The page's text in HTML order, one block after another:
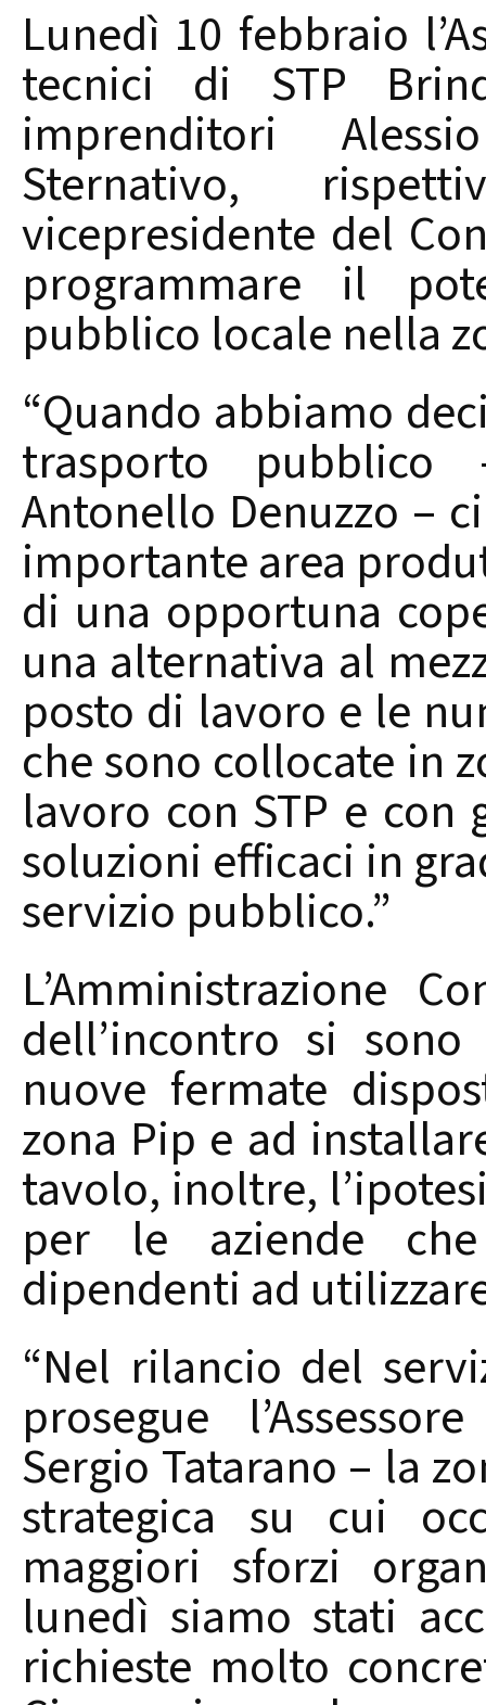
Lunedì 10 febbraio
tecnici di STP
imprenditori
Sternativo,
vicepresidente del
programmare il
pubblico locale nella
“Quando abbiamo
trasporto
Antonello Denuzzo –
importante area
di una opportuna
una alternativa al
posto di lavoro e le
che sono collocate in
lavoro con STP e
soluzioni efficaci in
servizio pubblico.”
L’Amministrazione
dell’incontro si
nuove fermate
zona Pip e ad
tavolo, inoltre,
per le aziende
dipendenti ad
“Nel rilancio del
prosegue
Sergio Tatarano – la
strategica su cui
maggiori sforzi
lunedì siamo stati
richieste molto